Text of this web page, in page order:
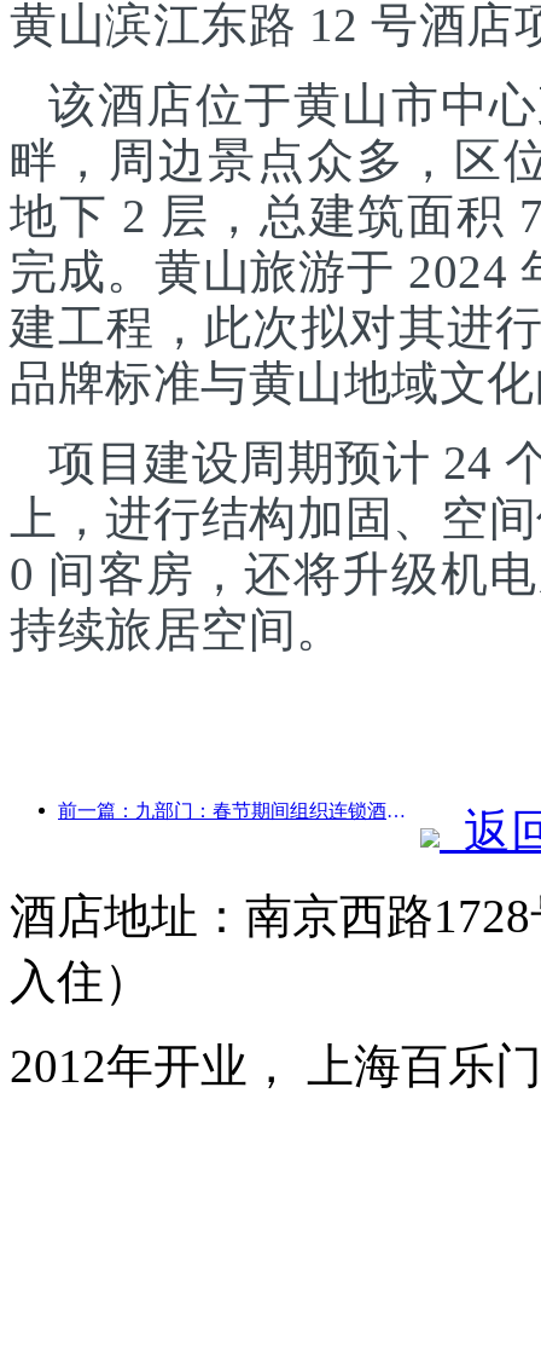
黄山滨江东路 12 号酒店
该酒店位于黄山市中
畔，周边景点众多，区
地下 2 层，总建筑面积
完成。黄山旅游于 2024
建工程，此次拟对其进
品牌标准与黄山地域文
项目建设周期预计 24
上，进行结构加固、空
0 间客房，还将升级机
持续旅居空间。
前一篇：九部门：春节期间组织连锁酒店、精品民宿等推出优惠措施
返
酒店地址：南京西路
入住）
2012年开业， 上海百